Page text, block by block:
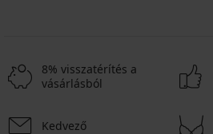
8% visszatérítés a
vásárlásból
Kedvező